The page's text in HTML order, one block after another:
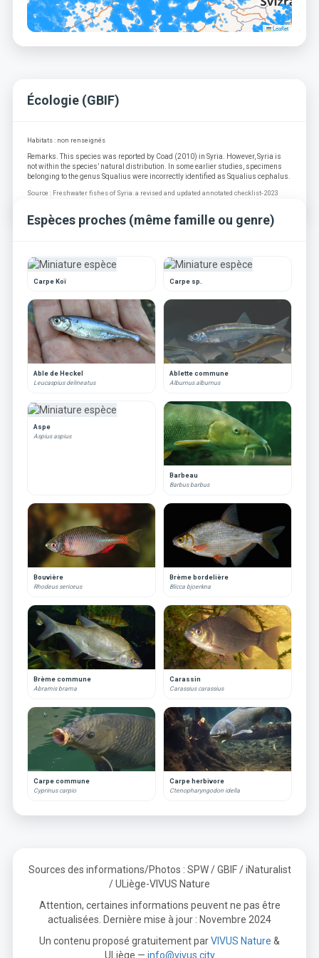
Leaflet
Écologie (GBIF)
Habitats : non renseignés
Remarks. This species was reported by Coad (2010) in Syria. However, Syria is
not within the species’ natural distribution. In some earlier studies, specimens
belonging to the genus Squalius were incorrectly identified as Squalius cephalus.
Source : Freshwater fishes of Syria: a revised and updated annotated checklist- 2023
Espèces proches (même famille ou genre)
Carpe Koï Carpe sp.
Able de Heckel
Leucaspius delineatus
Ablette commune
Alburnus alburnus
Aspe
Aspius aspius
Barbeau
Barbus barbus
Bouvière
Rhodeus sericeus
Brème bordelière
Blicca bjoerkna
Brème commune
Abramis brama
Carassin
Carassius carassius
Carpe commune
Cyprinus carpio
Carpe herbivore
Ctenopharyngodon idella
Sources des informations/Photos : SPW / GBIF / iNaturalist
/ ULiège-VIVUS Nature
Attention, certaines informations peuvent ne pas être
actualisées. Dernière mise à jour : Novembre 2024
Un contenu proposé gratuitement parVIVUS Nature &
ULiège — info@vivus.city